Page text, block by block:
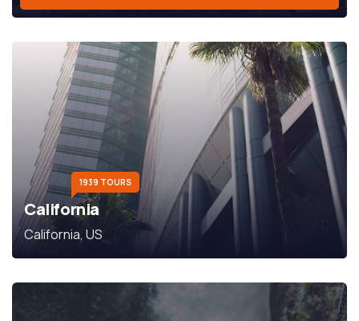
1939 TOURS
California
California, US